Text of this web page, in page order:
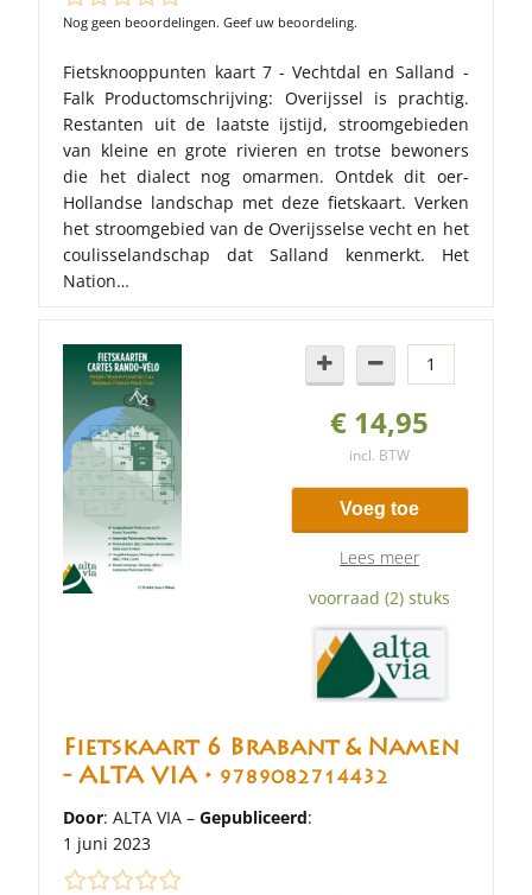
Nog geen beoordelingen. Geef uw beoordeling.
Fietsknooppunten kaart 7 - Vechtdal en Salland -
Falk Productomschrijving: Overijssel is prachtig.
Restanten uit de laatste ijstijd, stroomgebieden
van kleine en grote rivieren en trotse bewoners
die het dialect nog omarmen. Ontdek dit oer-
Hollandse landschap met deze fietskaart. Verken
het stroomgebied van de Overijsselse vecht en het
coulisselandschap dat Salland kenmerkt. Het
Nation…
€ 14,95
incl. BTW
Voeg toe
Lees meer
voorraad (2) stuks
Fietskaart 6 Brabant & Namen
- ALTA VIA • 9789082714432
Door: ALTA VIA –Gepubliceerd:
1 juni 2023